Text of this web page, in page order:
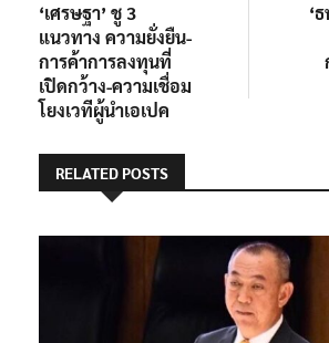
เรื่อง
post:
‘เศรษฐา’ ชู 3
แนวทาง ความยั่งยืน-
การค้าการลงทุนที่
เปิดกว้าง-ความเชื่อม
โยงเวทีผู้นำเอเปค
‘
RELATED POSTS